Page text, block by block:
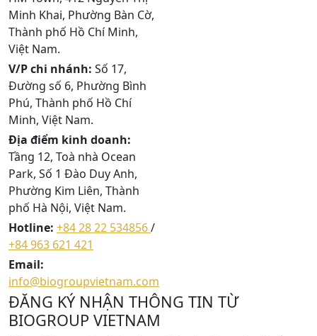
Minh Khai, Phường Bàn Cờ,
Thành phố Hồ Chí Minh,
Việt Nam.
V/P chi nhánh: Số 17,
Đường số 6, Phường Bình
Phú, Thành phố Hồ Chí
Minh, Việt Nam.
Địa điểm kinh doanh:
Tầng 12, Toà nhà Ocean
Park, Số 1 Đào Duy Anh,
Phường Kim Liên, Thành
phố Hà Nội, Việt Nam.
Hotline: +84 28 22 534856/
+84 963 621 421
Email:
info@biogroupvietnam.com
ĐĂNG KÝ NHẬN THÔNG TIN TỪ
BIOGROUP VIETNAM